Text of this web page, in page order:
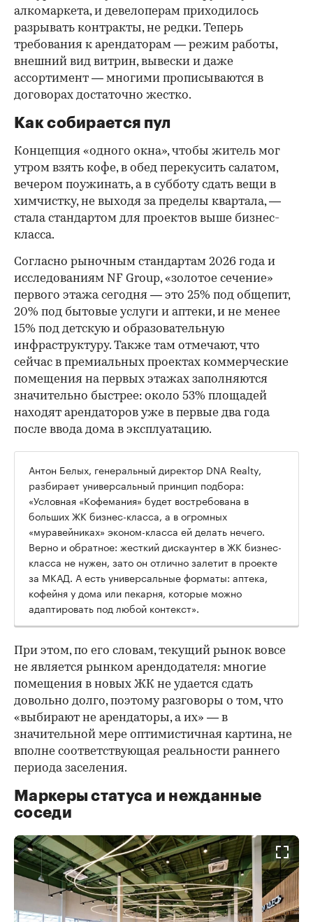
алкомаркета, и девелоперам приходилось
разрывать контракты, не редки. Теперь
требования к арендаторам — режим работы,
внешний вид витрин, вывески и даже
ассортимент — многими прописываются в
договорах достаточно жестко.
Как собирается пул
Концепция «одного окна», чтобы житель мог
утром взять кофе, в обед перекусить салатом,
вечером поужинать, а в субботу сдать вещи в
химчистку, не выходя за пределы квартала, —
стала стандартом для проектов выше бизнес-
класса.
Согласно рыночным стандартам 2026 года и
исследованиям NF Group, «золотое сечение»
первого этажа сегодня — это 25% под общепит,
20% под бытовые услуги и аптеки, и не менее
15% под детскую и образовательную
инфраструктуру. Также там отмечают, что
сейчас в премиальных проектах коммерческие
помещения на первых этажах заполняются
значительно быстрее: около 53% площадей
находят арендаторов уже в первые два года
после ввода дома в эксплуатацию.
Антон Белых, генеральный директор DNA Realty,
разбирает универсальный принцип подбора:
«Условная «Кофемания» будет востребована в
больших ЖК бизнес-класса, а в огромных
«муравейниках» эконом-класса ей делать нечего.
Верно и обратное: жесткий дискаунтер в ЖК бизнес-
класса не нужен, зато он отлично залетит в проекте
за МКАД. А есть универсальные форматы: аптека,
кофейня у дома или пекарня, которые можно
адаптировать под любой контекст».
При этом, по его словам, текущий рынок вовсе
не является рынком арендодателя: многие
помещения в новых ЖК не удается сдать
довольно долго, поэтому разговоры о том, что
«выбирают не арендаторы, а их» — в
значительной мере оптимистичная картина, не
вполне соответствующая реальности раннего
периода заселения.
Маркеры статуса и нежданные
соседи